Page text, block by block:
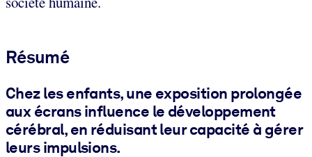
Résumé
Chez les enfants, une exposition prolongée
aux écrans influence le développement
cérébral, en réduisant leur capacité à gérer
leurs impulsions.